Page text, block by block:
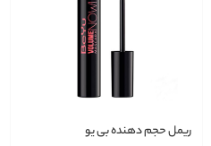
ریمل حجم دهنده بی یو